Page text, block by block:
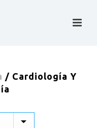
/ Cardiología Y